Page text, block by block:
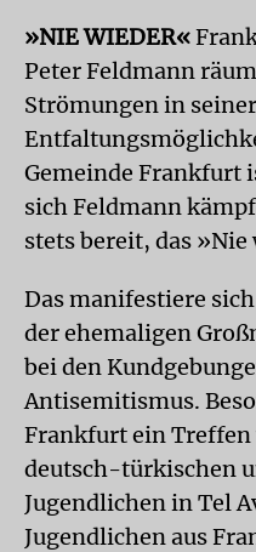
»NIE WIEDER«
Peter Feldmann
Strömungen in
Gemeinde Frankfurt
sich Feldmann
stets bereit, das
Das manifestiere
der ehemaligen
bei den
Antisemitismus.
Frankfurt ein Treffen
deutsch-türkischen
Jugendlichen in Tel
Jugendlichen aus